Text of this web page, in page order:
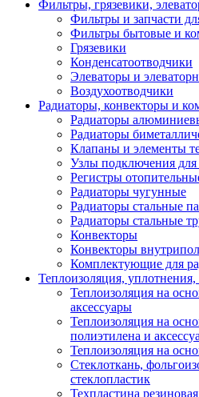
Фильтры, грязевики,
Фильтры и запчасти
Фильтры бытовые и
Грязевики
Конденсатоотводчики
Элеваторы и
Воздухоотводчики
Радиаторы, конвекторы и
Радиаторы
Радиаторы
Клапаны и элементы
Узлы подключения для
Регистры
Радиаторы чугунные
Радиаторы стальные
Радиаторы стальные
Конвекторы
Конвекторы
Комплектующие для
Теплоизоляция,
Теплоизоляция на
аксессуары
Теплоизоляция на
полиэтилена и
Теплоизоляция на
Стеклоткань,
стеклопластик
Техпластина резиновая